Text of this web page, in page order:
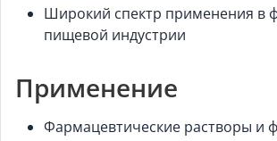
Широкий спектр применения в
пищевой индустрии
Применение
Фармацевтические растворы и